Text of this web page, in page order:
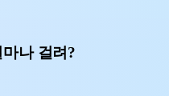
나 걸려?